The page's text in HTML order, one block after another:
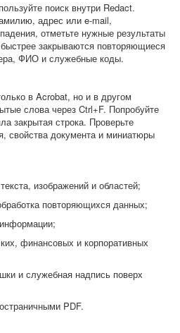
поиск внутри Redact.
адрес или e-mail,
отметьте нужные результаты
закрываются повторяющиеся
ФИО и служебные коды.
в Acrobat, но и в другом
слова через Ctrl+F. Попробуйте
закрытая строка. Проверьте
свойства документа и миниатюры
изображений и областей;
повторяющихся данных;
финансовых и корпоративных
и служебная надпись поверх
PDF.